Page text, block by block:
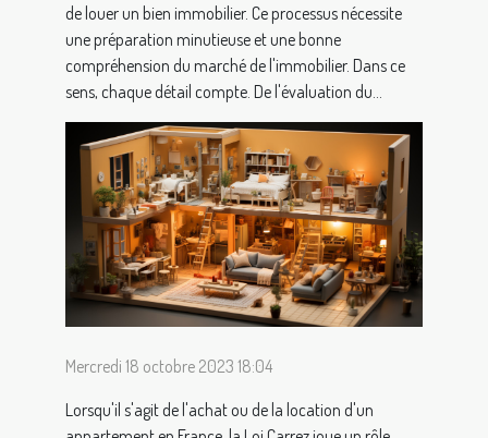
de louer un bien immobilier. Ce processus nécessite
une préparation minutieuse et une bonne
compréhension du marché de l'immobilier. Dans ce
sens, chaque détail compte. De l'évaluation du...
Mercredi 18 octobre 2023 18:04
Lorsqu'il s'agit de l'achat ou de la location d'un